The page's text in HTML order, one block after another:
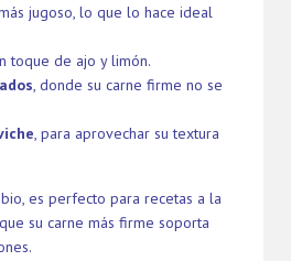
jugoso, lo que lo hace ideal
toque de ajo y limón.
, donde su carne firme no se
, para aprovechar su textura
es perfecto para recetas a la
su carne más firme soporta